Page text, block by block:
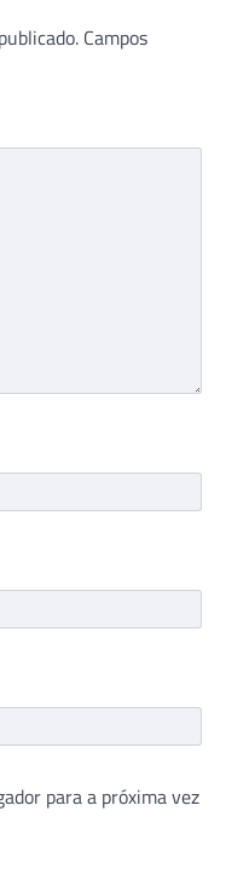
Campos
para a próxima vez